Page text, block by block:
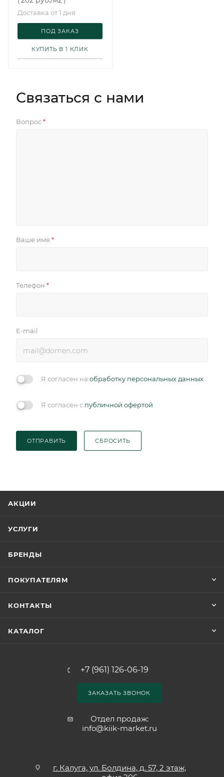
Доставка от 1 дня
ПОД ЗАКАЗ
КУПИТЬ В 1 КЛИК
Связаться с нами
Вопрос *
Ваше имя *
Телефон *
E-mail
Я согласен на обработку персональных данных
Я согласен с публичной офертой
ОТПРАВИТЬ СБРОСИТЬ
АКЦИИ
УСЛУГИ
БРЕНДЫ
ПОКУПАТЕЛЯМ
КОНТАКТЫ
КАТАЛОГ
+7 (961) 126-06-19
ЗАКАЗАТЬ ЗВОНОК
Отдел продаж:
info@kiik-market.ru
г. Калуга, ул. Болдина, д. 57, 2 этаж,